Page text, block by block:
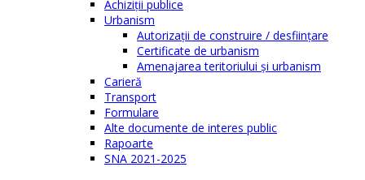
Achiziţii publice
Urbanism
Autorizații de construire / desființare
Certificate de urbanism
Amenajarea teritoriului şi urbanism
Carieră
Transport
Formulare
Alte documente de interes public
Rapoarte
SNA 2021-2025